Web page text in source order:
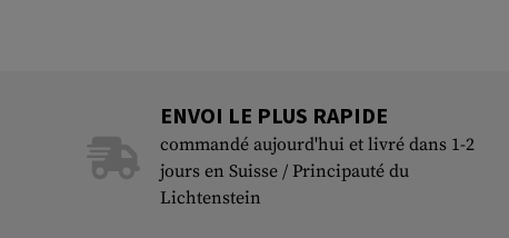
ENVOI LE PLUS RAPIDE
commandé aujourd'hui et livré dans 1-2
jours en Suisse / Principauté du
Lichtenstein